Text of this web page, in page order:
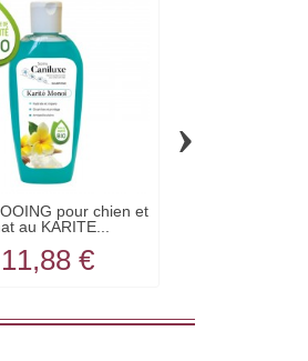
pour chien et
au KARITE...
11,88 €
›